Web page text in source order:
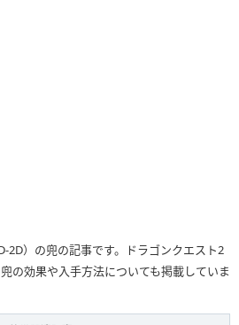
2D）の兜の記事です。ドラゴンクエスト2
の効果や入手方法についても掲載していま